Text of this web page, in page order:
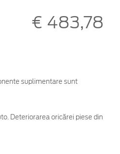
€ 483,78
suplimentare sunt
Deteriorarea oricărei piese din